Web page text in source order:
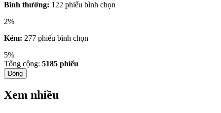
Bình thường: 122 phiếu bình chọn
2%
Kém: 277 phiếu bình chọn
5%
Tổng cộng: 5185 phiếu
Đóng
Xem nhiều